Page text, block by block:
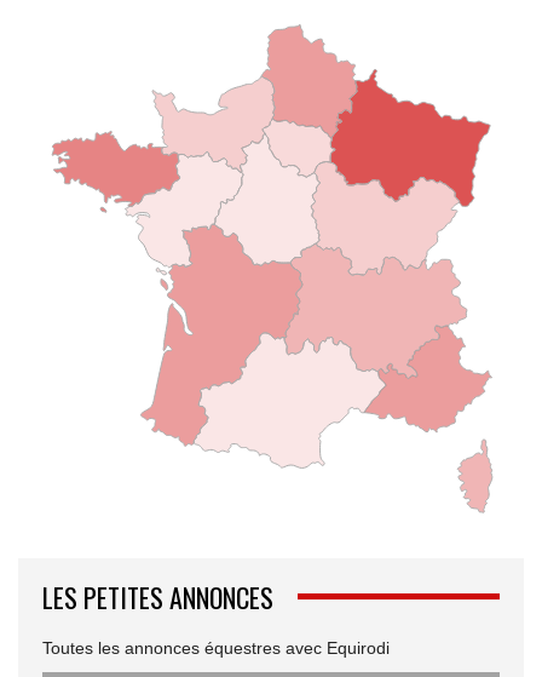
LES PETITES ANNONCES
Toutes les annonces équestres avec Equirodi